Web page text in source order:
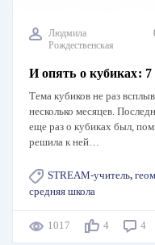
Людмила
Рождественская
И опять о кубиках:
Тема кубиков не раз
несколько месяцев.
еще раз о кубиках был,
решила к ней…
STREAM-учитель,
средняя школа
1017 4 4